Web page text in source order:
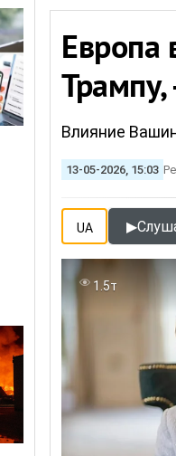
Европа
Трампу,
Влияние
13-05-2026, 15:03
UA ▶
1.5т